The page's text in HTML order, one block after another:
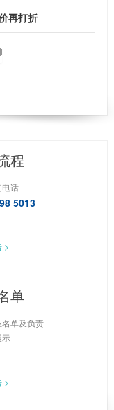
容和创新措施进行了
论坛的外方代表团
中国政府和人民热烈
再打折
携程网、苏宁易
网、腾讯、唯品会
程
电话
5013
>
单
单及负责
示
>